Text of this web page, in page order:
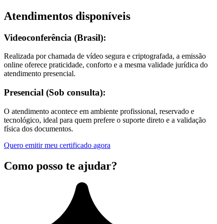
Atendimentos disponíveis
Videoconferência (Brasil):
Realizada por chamada de vídeo segura e criptografada, a emissão
online oferece praticidade, conforto e a mesma validade jurídica do
atendimento presencial.
Presencial (Sob consulta):
O atendimento acontece em ambiente profissional, reservado e
tecnológico, ideal para quem prefere o suporte direto e a validação
física dos documentos.
Quero emitir meu certificado agora
Como posso te ajudar?